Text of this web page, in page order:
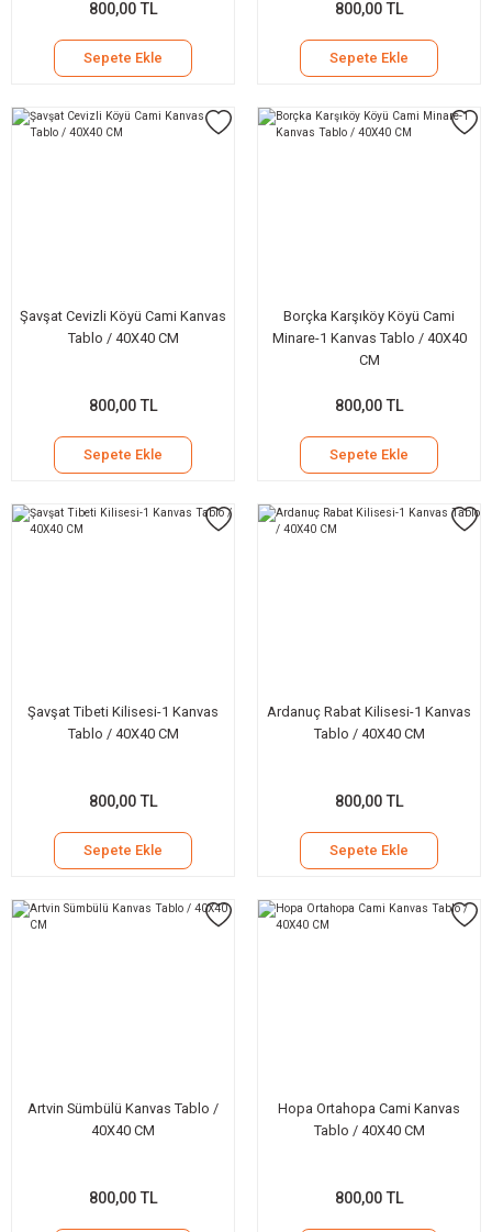
800,00 TL
Sepete Ekle
800,00 TL
Sepete Ekle
Şavşat Cevizli Köyü Cami Kanvas
Tablo / 40X40 CM
800,00 TL
Sepete Ekle
Borçka Karşıköy Köyü Cami
Minare-1 Kanvas Tablo / 40X40
CM
800,00 TL
Sepete Ekle
Şavşat Tibeti Kilisesi-1 Kanvas
Tablo / 40X40 CM
800,00 TL
Sepete Ekle
Ardanuç Rabat Kilisesi-1 Kanvas
Tablo / 40X40 CM
800,00 TL
Sepete Ekle
Artvin Sümbülü Kanvas Tablo /
40X40 CM
800,00 TL
Hopa Ortahopa Cami Kanvas
Tablo / 40X40 CM
800,00 TL